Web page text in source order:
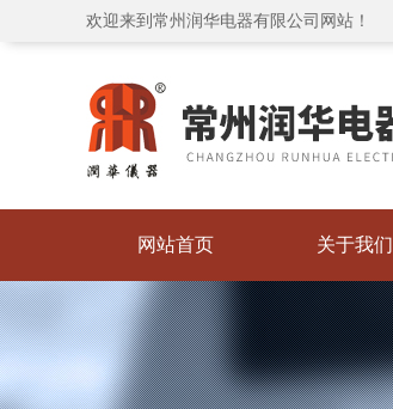
欢迎来到常州润华电器有限公司网站！
网站首页 关于我们